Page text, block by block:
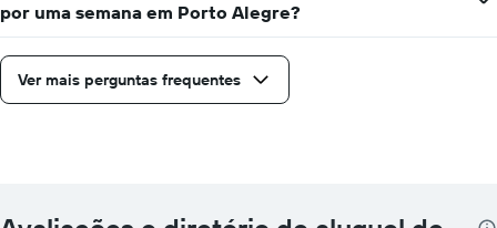
do
aluguel
carro
para
por uma semana em Porto Alegre?
Ver mais perguntas frequentes